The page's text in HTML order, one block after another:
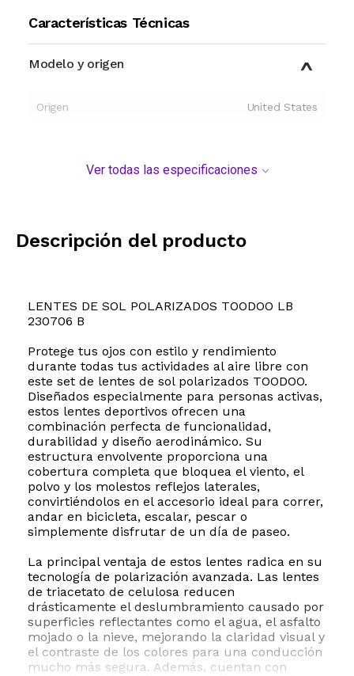
Características Técnicas
Modelo y origen
Origen United States
Ver todas las especificaciones
Descripción del producto
LENTES DE SOL POLARIZADOS TOODOO LB
230706 B
Protege tus ojos con estilo y rendimiento
durante todas tus actividades al aire libre con
este set de lentes de sol polarizados TOODOO.
Diseñados especialmente para personas activas,
estos lentes deportivos ofrecen una
combinación perfecta de funcionalidad,
durabilidad y diseño aerodinámico. Su
estructura envolvente proporciona una
cobertura completa que bloquea el viento, el
polvo y los molestos reflejos laterales,
convirtiéndolos en el accesorio ideal para correr,
andar en bicicleta, escalar, pescar o
simplemente disfrutar de un día de paseo.
La principal ventaja de estos lentes radica en su
tecnología de polarización avanzada. Las lentes
de triacetato de celulosa reducen
drásticamente el deslumbramiento causado por
superficies reflectantes como el agua, el asfalto
mojado o la nieve, mejorando la claridad visual y
el contraste de los colores para una conducción
mucho más segura. Además, cuentan con